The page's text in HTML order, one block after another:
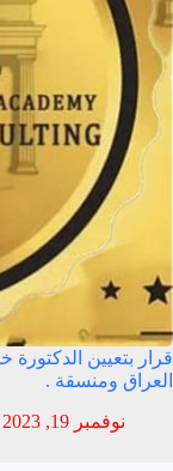
قرار بتعيين الدكتورة
العراق ومنسقة .
نوفمبر 19, 2023